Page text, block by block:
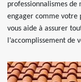
professionnalismes de
engager comme votre
vous aide à assurer
l’accomplissement de